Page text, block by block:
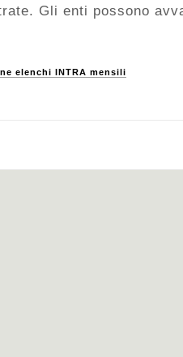
Gli enti possono
elenchi INTRA mensili